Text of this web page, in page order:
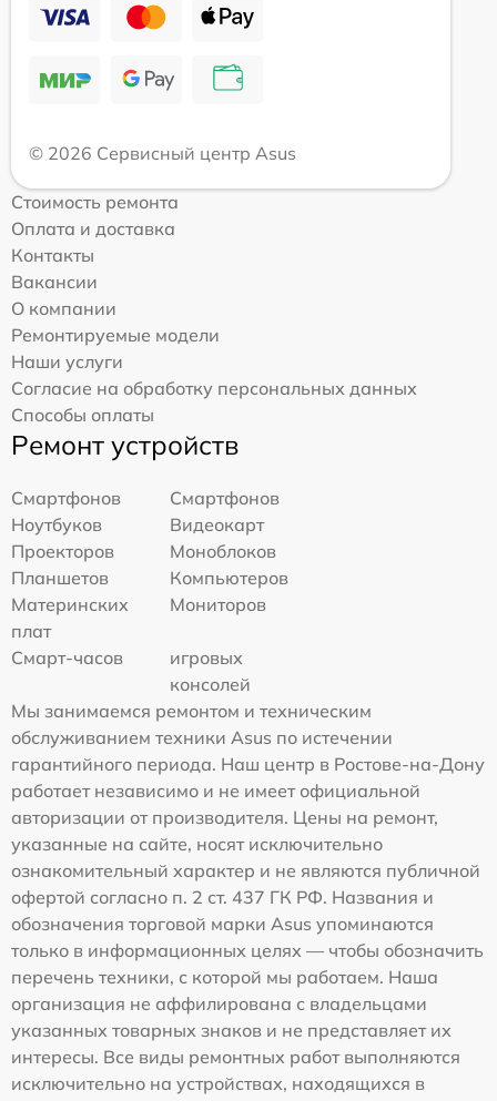
© 2026 Сервисный центр Asus
Стоимость ремонта
Оплата и доставка
Контакты
Вакансии
О компании
Ремонтируемые модели
Наши услуги
Согласие на обработку персональных данных
Способы оплаты
Ремонт устройств
Смартфонов
Смартфонов
Ноутбуков
Видеокарт
Проекторов
Моноблоков
Планшетов
Компьютеров
Материнских
плат
Мониторов
Смарт-часов
игровых
консолей
Мы занимаемся ремонтом и техническим
обслуживанием техники Asus по истечении
гарантийного периода. Наш центр в Ростове-на-Дону
работает независимо и не имеет официальной
авторизации от производителя. Цены на ремонт,
указанные на сайте, носят исключительно
ознакомительный характер и не являются публичной
офертой согласно п. 2 ст. 437 ГК РФ. Названия и
обозначения торговой марки Asus упоминаются
только в информационных целях — чтобы обозначить
перечень техники, с которой мы работаем. Наша
организация не аффилирована с владельцами
указанных товарных знаков и не представляет их
интересы. Все виды ремонтных работ выполняются
исключительно на устройствах, находящихся в